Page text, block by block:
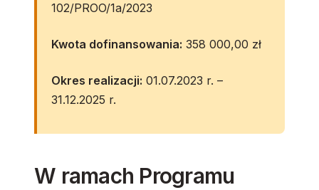
102/PROO/1a/2023
Kwota dofinansowania: 358 000,00 zł
Okres realizacji: 01.07.2023 r. –
31.12.2025 r.
W ramach Programu